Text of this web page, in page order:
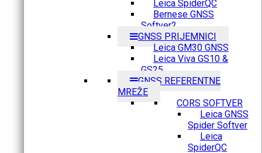
Leica SpiderQC
Bernese GNSS
Softver2
GNSS PRIJEMNICI
Leica GM30 GNSS
Leica Viva GS10 &
GS25
GNSS REFERENTNE
MREŽE
CORS SOFTVER
Leica GNSS
Spider Softver
Leica
SpiderQC